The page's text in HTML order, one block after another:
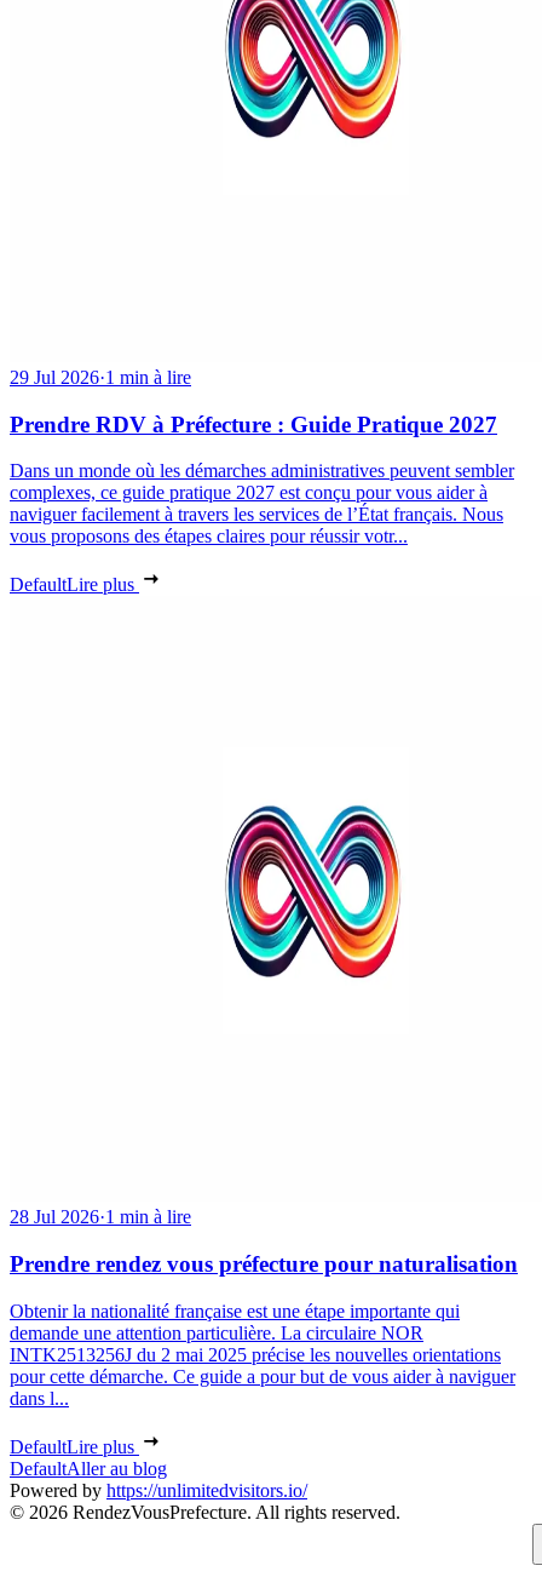
29 Jul 2026·1 min à lire
Prendre RDV à Préfecture : Guide Pratique 2027
Dans un monde où les démarches administratives peuvent sembler
complexes, ce guide pratique 2027 est conçu pour vous aider à
naviguer facilement à travers les services de l’État français. Nous
vous proposons des étapes claires pour réussir votr...
DefaultLire plus
28 Jul 2026·1 min à lire
Prendre rendez vous préfecture pour naturalisation
Obtenir la nationalité française est une étape importante qui
demande une attention particulière. La circulaire NOR
INTK2513256J du 2 mai 2025 précise les nouvelles orientations
pour cette démarche. Ce guide a pour but de vous aider à naviguer
dans l...
DefaultLire plus
DefaultAller au blog
Powered by https://unlimitedvisitors.io/
© 2026 RendezVousPrefecture. All rights reserved.